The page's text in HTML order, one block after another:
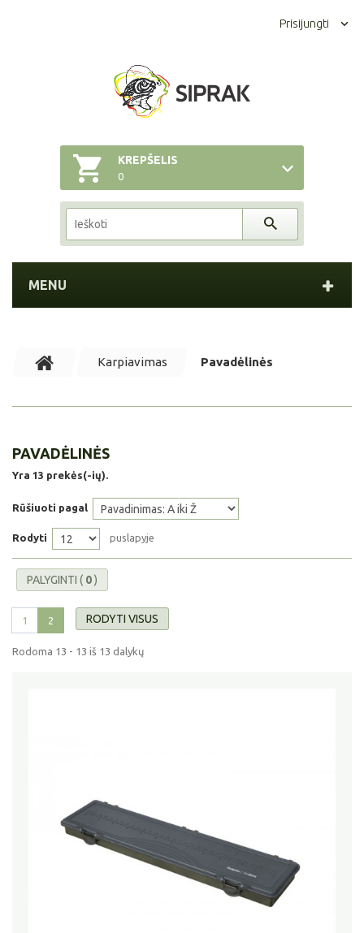
Prisijungti
KREPŠELIS
0
MENU
Karpiavimas Pavadėlinės
PAVADĖLINĖS
Yra 13 prekės(-ių).
Rūšiuoti pagal
Rodyti puslapyje
PALYGINTI ( 0)
RODYTI VISUS
1 2
Rodoma 13 - 13 iš 13 dalykų